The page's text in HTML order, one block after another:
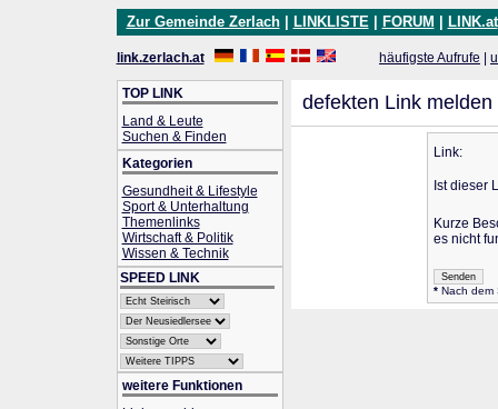
Zur Gemeinde Zerlach LINKLISTE FORUM LINK.at
link.zerlach.at häufigste Aufrufe
TOP LINK
Land & Leute
Suchen & Finden
Kategorien
Gesundheit & Lifestyle
Sport & Unterhaltung
Themenlinks
Wirtschaft & Politik
Wissen & Technik
SPEED LINK
weitere Funktionen
defekten Link melden
Link:
Ist dieser
Kurze
es nicht
*Nach dem